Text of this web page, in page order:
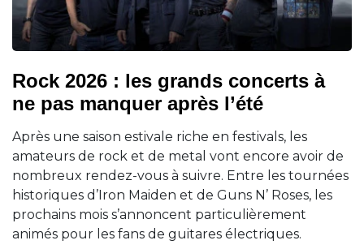
Rock 2026 : les grands concerts à
ne pas manquer après l’été
Après une saison estivale riche en festivals, les
amateurs de rock et de metal vont encore avoir de
nombreux rendez-vous à suivre. Entre les tournées
historiques d’Iron Maiden et de Guns N’ Roses, les
prochains mois s’annoncent particulièrement
animés pour les fans de guitares électriques.